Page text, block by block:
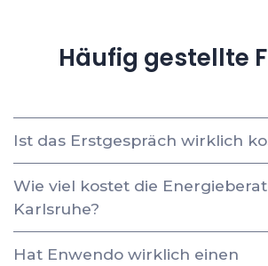
Häufig gestellte
Ist das Erstgespräch wirklich
Wie viel kostet die
Karlsruhe?
Hat Enwendo wirklich einen